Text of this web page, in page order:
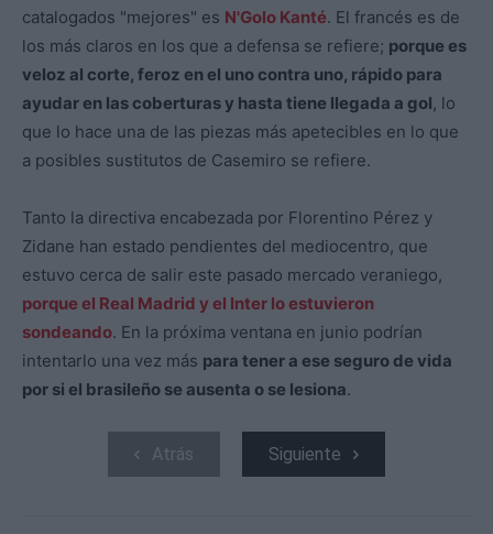
catalogados "mejores" es N'Golo Kanté. El francés es de
los más claros en los que a defensa se refiere; porque es
veloz al corte, feroz en el uno contra uno, rápido para
ayudar en las coberturas y hasta tiene llegada a gol, lo
que lo hace una de las piezas más apetecibles en lo que
a posibles sustitutos de Casemiro se refiere.
Tanto la directiva encabezada por Florentino Pérez y
Zidane han estado pendientes del mediocentro, que
estuvo cerca de salir este pasado mercado veraniego,
porque el Real Madrid y el Inter lo estuvieron
sondeando. En la próxima ventana en junio podrían
intentarlo una vez más para tener a ese seguro de vida
por si el brasileño se ausenta o se lesiona.
Atrás Siguiente